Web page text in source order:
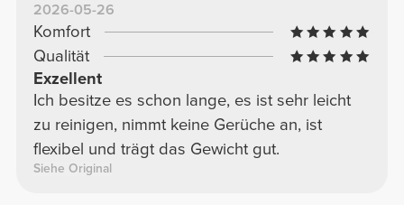
2026-05-26
Komfort
Qualität
Exzellent
Ich besitze es schon lange, es ist sehr leicht
zu reinigen, nimmt keine Gerüche an, ist
flexibel und trägt das Gewicht gut.
Siehe Original